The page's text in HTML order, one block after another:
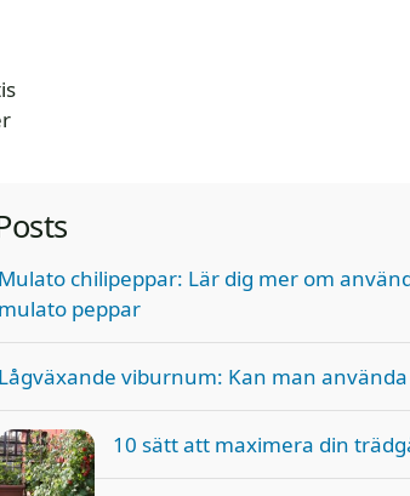
Mulato chilipeppar: Lär dig mer om
mulato peppar
Lågväxande viburnum: Kan man
10 sätt att maximera din